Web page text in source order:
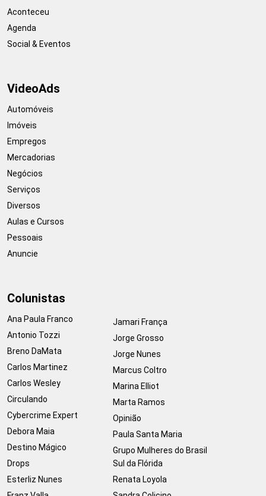
Aconteceu
Agenda
Social & Eventos
VideoAds
Automóveis
Imóveis
Empregos
Mercadorias
Negócios
Serviços
Diversos
Aulas e Cursos
Pessoais
Anuncie
Colunistas
Ana Paula Franco
Antonio Tozzi
Breno DaMata
Carlos Martinez
Carlos Wesley
Circulando
Cybercrime Expert
Debora Maia
Destino Mágico
Drops
Esterliz Nunes
Jamari França
Jorge Grosso
Jorge Nunes
Marcus Coltro
Marina Elliot
Marta Ramos
Opinião
Paula Santa Maria
Grupo Mulheres do Brasil
Sul da Flórida
Renata Loyola